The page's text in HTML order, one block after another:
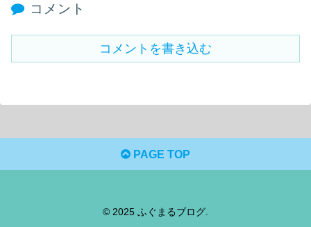
コメント
コメントを書き込む
PAGE TOP
© 2025 ふぐまるブログ.